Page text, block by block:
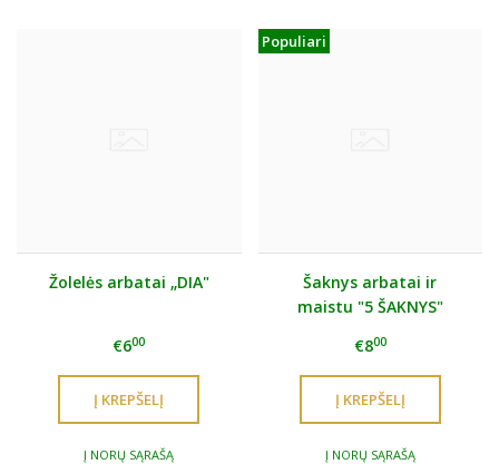
Žolelės arbatai „DIA"
€600
Į NORŲ SĄRAŠĄ
Populiari
Šaknys arbatai ir
maistu "5 ŠAKNYS"
€800
Į NORŲ SĄRAŠĄ